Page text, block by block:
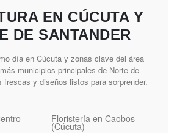
EN CÚCUTA Y
DE SANTANDER
día en Cúcuta y zonas clave del área
municipios principales de Norte de
frescas y diseños listos para sorprender.
Floristería en Caobos
(Cúcuta)